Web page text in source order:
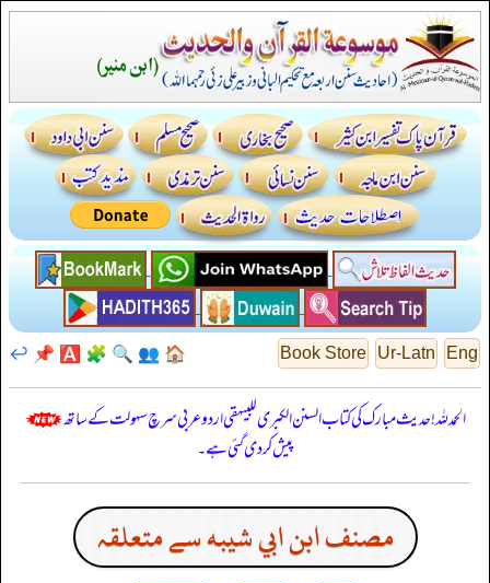
Eng
Ur-Latn
Book Store
🏠
👥
🔍
🧩
🅰️
📌
↩️
الحمدللہ! حدیث مبارک کی کتاب السنن الكبرى للبيهقي اردو عربی سرچ سہولت کے ساتھ
پیش کر دی گئی ہے۔
مصنف ابن ابي شيبه سے متعلقہ